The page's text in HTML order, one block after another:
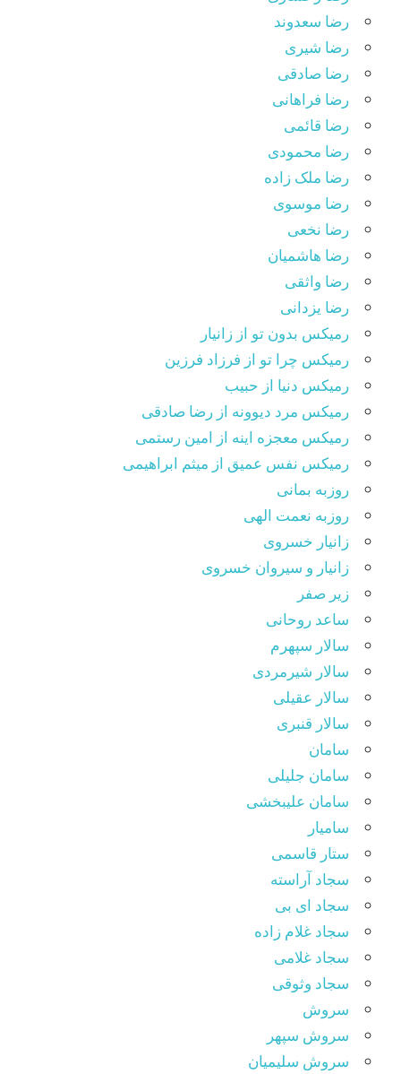
رضا سعدوند
رضا شیری
رضا صادقی
رضا فراهانی
رضا قائمی
رضا محمودی
رضا ملک زاده
رضا موسوی
رضا نخعی
رضا هاشمیان
رضا واثقی
رضا یزدانی
رمیکس بدون تو از زانیار
رمیکس چرا تو از فرزاد فرزین
رمیکس دنیا از حبیب
رمیکس مرد دیوونه از رضا صادقی
رمیکس معجزه اینه از امین رستمی
رمیکس نفس عمیق از میثم ابراهیمی
روزبه بمانی
روزبه نعمت الهی
زانیار خسروی
زانیار و سیروان خسروی
زیر صفر
ساعد روحانی
سالار سپهرم
سالار شیرمردی
سالار عقیلی
سالار قنبری
سامان
سامان جلیلی
سامان علیبخشی
سامیار
ستار قاسمی
سجاد آراسته
سجاد ای بی
سجاد غلام زاده
سجاد غلامی
سجاد وثوقى
سروش
سروش سپهر
سروش سلیمیان